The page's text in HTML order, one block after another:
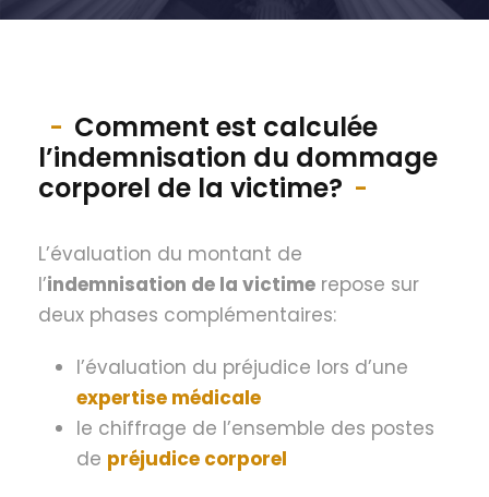
Comment est calculée
l’indemnisation du dommage
corporel de la victime?
L’évaluation du montant de
l’indemnisation de la victime repose sur
deux phases complémentaires:
l’évaluation du préjudice lors d’une
expertise médicale
le chiffrage de l’ensemble des postes
de préjudice corporel